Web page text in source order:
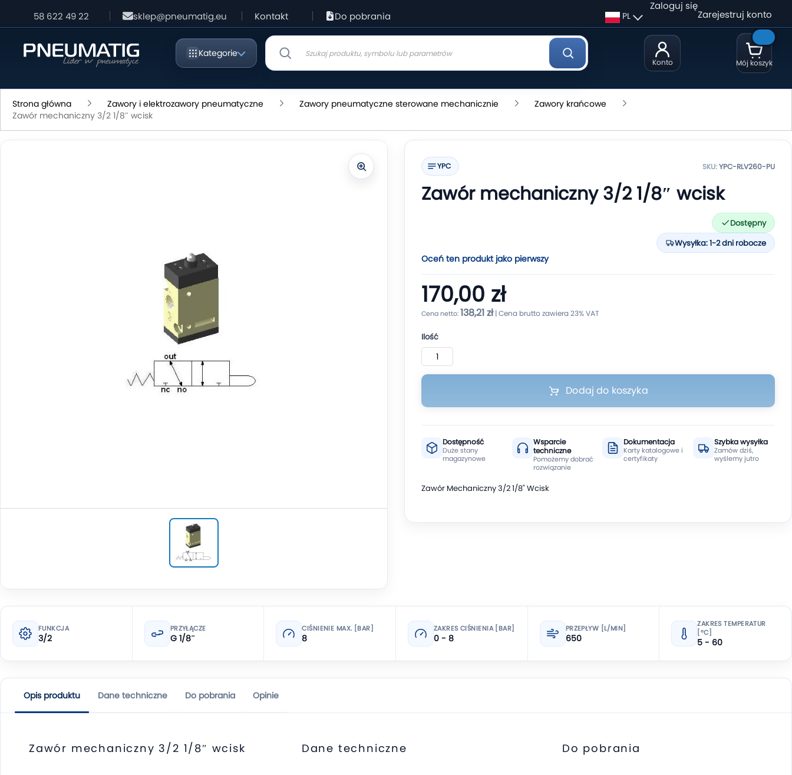
58 622 49 22 sklep@pneumatig.eu Kontakt Do pobrania
Kategorie
Konto
PL
Zaloguj się
Zarejestruj konto
Mój koszyk
Strona główna Zawory i elektrozawory pneumatyczne Zawory pneumatyczne sterowane mechanicznie
Zawory krańcowe
Zawór mechaniczny 3/2 1/8″ wcisk
YPC SKU:YPC-RLV260-PU
Zawór mechaniczny 3/2 1/8″ wcisk
Dostępny
Wysyłka: 1-2 dni robocze
Oceń ten produkt jako pierwszy
170,00 zł
138,21 zł
Ilość
Dodaj do koszyka
Dostępność
Duże stany
magazynowe
Wsparcie
techniczne
Pomożemy dobrać
rozwiązanie
Dokumentacja
Karty katalogowe i
certyfikaty
Szybka wysyłka
Zamów dziś,
wyślemy jutro
Zawór Mechaniczny 3/2 1/8" Wcisk
FUNKCJA
3/2
PRZYŁĄCZE
G 1/8″
CIŚNIENIE MAX. [BAR]
8
ZAKRES CIŚNIENIA [BAR]
0 - 8
PRZEPŁYW [L/MIN]
650
ZAKRES TEMPERATUR
[°C]
5 - 60
Opis produktu Dane techniczne Do pobrania Opinie
Zawór mechaniczny 3/2 1/8″ wcisk Dane techniczne Do pobrania